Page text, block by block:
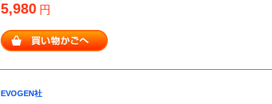
5,980 円
EVOGEN社